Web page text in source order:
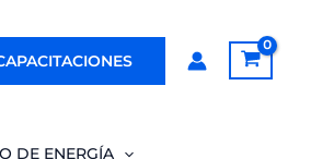
DE ENERGÍA